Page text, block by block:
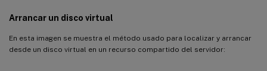
Arrancar un disco virtual
En esta imagen se muestra el método usado para localizar y arrancar
desde un disco virtual en un recurso compartido del servidor: